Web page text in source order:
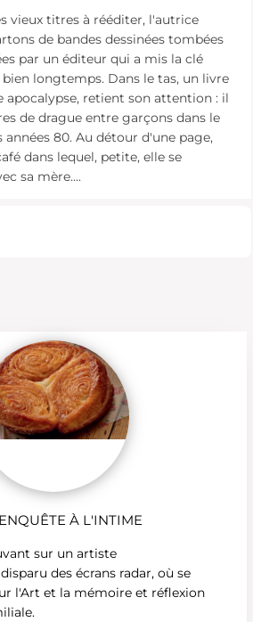
vieux titres à rééditer, l'autrice
de bandes dessinées tombées
par un éditeur qui a mis la clé
longtemps. Dans le tas, un livre
apocalypse, retient son attention : il
de drague entre garçons dans le
années 80. Au détour d'une page,
dans lequel, petite, elle se
sa mère....
À L'INTIME
sur un artiste
des écrans radar, où se
l'Art et la mémoire et réflexion